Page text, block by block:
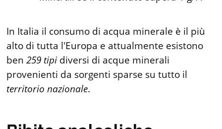
In Italia il consumo di acqua minerale è il più
alto di tutta l'Europa e attualmente esistono
ben259 tipi diversi di acque minerali
provenienti da sorgenti sparse su tutto il
territorio nazionale.